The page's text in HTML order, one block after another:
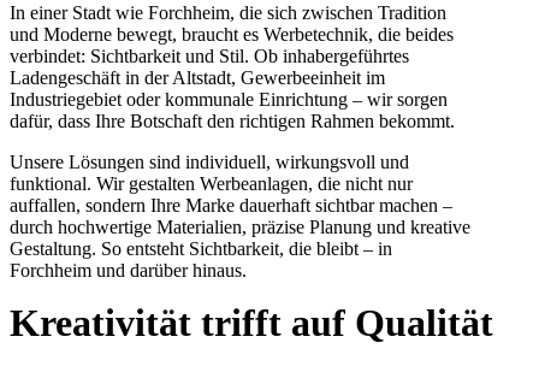
In einer Stadt wie Forchheim, die sich zwischen Tradition
und Moderne bewegt, braucht es Werbetechnik, die beides
verbindet: Sichtbarkeit und Stil. Ob inhabergeführtes
Ladengeschäft in der Altstadt, Gewerbeeinheit im
Industriegebiet oder kommunale Einrichtung – wir sorgen
dafür, dass Ihre Botschaft den richtigen Rahmen bekommt.
Unsere Lösungen sind individuell, wirkungsvoll und
funktional. Wir gestalten Werbeanlagen, die nicht nur
auffallen, sondern Ihre Marke dauerhaft sichtbar machen –
durch hochwertige Materialien, präzise Planung und kreative
Gestaltung. So entsteht Sichtbarkeit, die bleibt – in
Forchheim und darüber hinaus.
Kreativität trifft auf Qualität